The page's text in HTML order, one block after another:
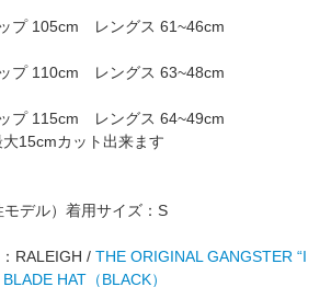
プ 105cm レングス 61~46cm
プ 110cm レングス 63~48cm
プ 115cm レングス 64~49cm
15cmカット出来ます
デル）着用サイズ：S
RALEIGH / THE ORIGINAL GANGSTER “I
HAT（BLACK）